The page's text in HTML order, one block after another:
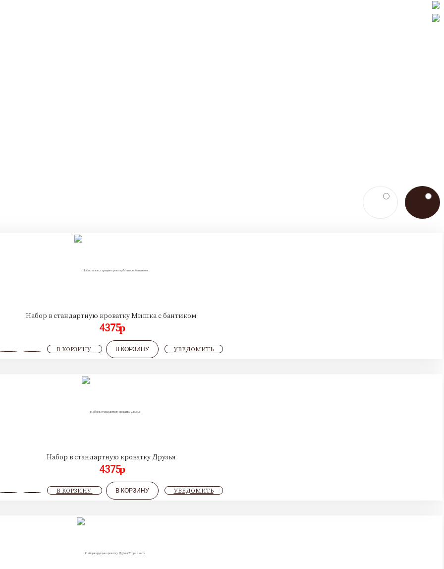
Набор в стандартную кроватку Мишка с бантиком
4375p
В КОРЗИНУ В КОРЗИНУ УВЕДОМИТЬ
Набор в стандартную кроватку Друзья
4375p
В КОРЗИНУ В КОРЗИНУ УВЕДОМИТЬ